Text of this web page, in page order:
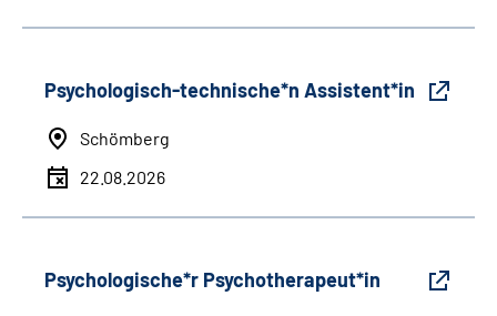
Psychologisch-technische*n Assistent*in
Schömberg
22.08.2026
Psychologische*r Psychotherapeut*in